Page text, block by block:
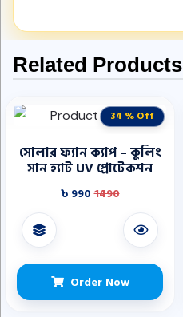
Related Products
34 % Off
সোলার ফ্যান ক্যাপ – কুলিং
সান হ্যাট UV প্রোটেকশন
৳ 9901490
Order Now